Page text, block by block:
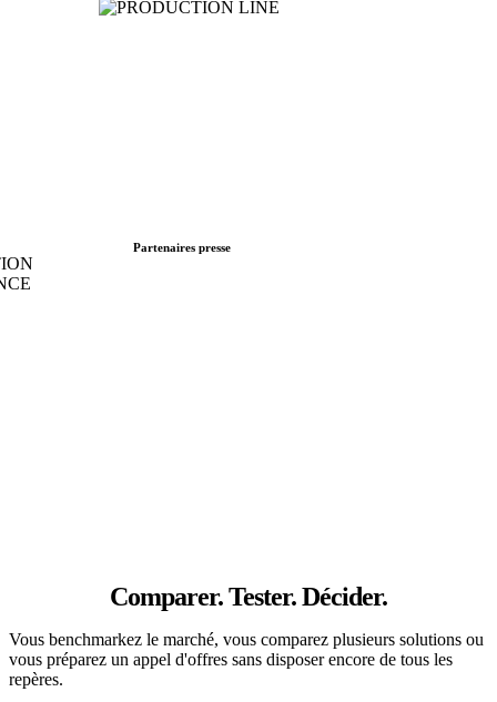
Partenaires presse
Comparer. Tester. Décider.
Vous benchmarkez le marché, vous comparez plusieurs solutions ou
vous préparez un appel d'offres sans disposer encore de tous les
repères.